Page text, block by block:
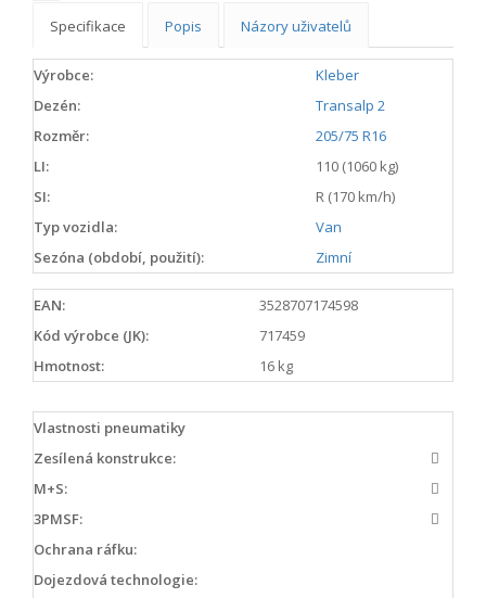
Specifikace Popis Názory uživatelů
Výrobce:
Kleber
Dezén:
Transalp 2
Rozměr:
205/75 R16
LI:
110 (1060 kg)
SI:
R (170 km/h)
Typ vozidla:
Van
Sezóna (období, použití):
Zimní
EAN:
3528707174598
Kód výrobce (JK):
717459
Hmotnost:
16 kg
Vlastnosti pneumatiky
Zesílená konstrukce:
M+S:
3PMSF:
Ochrana ráfku:
Dojezdová technologie: